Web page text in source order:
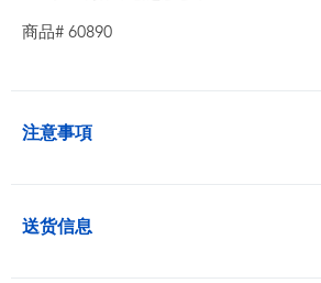
玩具促销
商品# 60890
注意事項
送货信息